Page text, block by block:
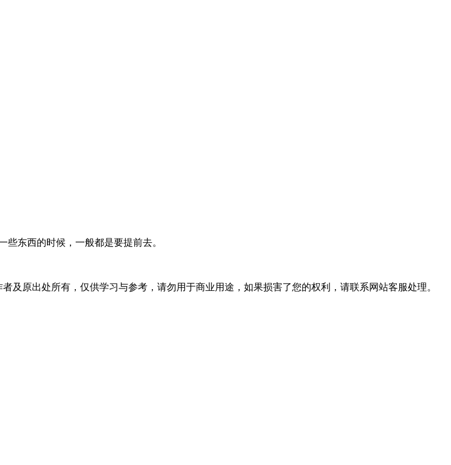
东西的时候，一般都是要提前去。
及原出处所有，仅供学习与参考，请勿用于商业用途，如果损害了您的权利，请联系网站客服处理。